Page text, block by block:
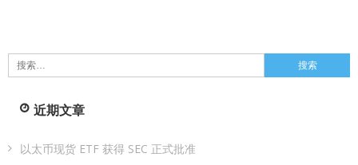
搜
索：
近期文章
以太币现货 ETF 获得 SEC 正式批准